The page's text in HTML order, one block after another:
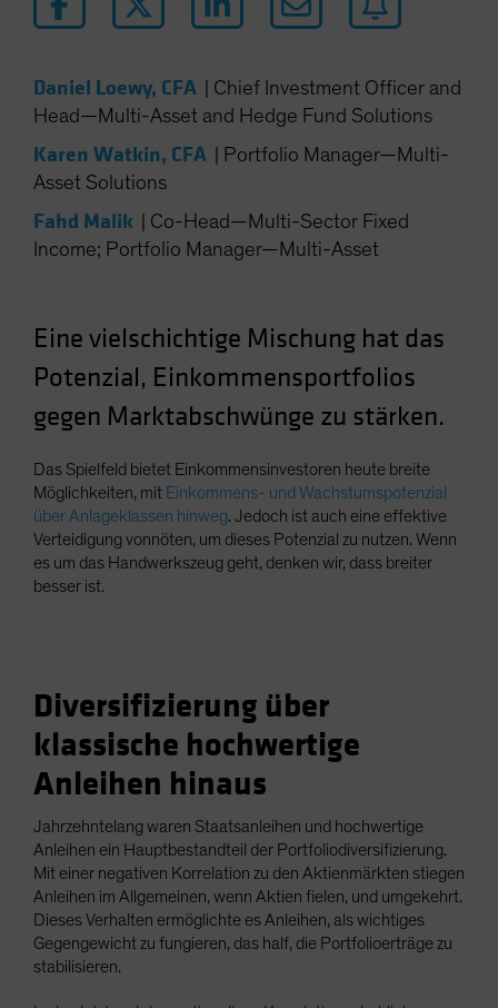
Netherlands
Norway
Other Asia-Pacific
Poland
Portugal
Singapore
South Korea - 대한민국
Taiwan - 台灣
UK
United States (US Citizens)
US (Non-US Citizens/NRC)
Daniel Loewy, CFA
Chief Investment Officer and
Head—Multi-Asset and Hedge Fund Solutions
Karen Watkin, CFA
Portfolio Manager—Multi-
Asset Solutions
Fahd Malik
Co-Head—Multi-Sector Fixed
Income; Portfolio Manager—Multi-Asset
Eine vielschichtige Mischung hat das
Potenzial, Einkommensportfolios
gegen Marktabschwünge zu stärken.
Das Spielfeld bietet Einkommensinvestoren heute breite
Möglichkeiten, mit Einkommens- und Wachstumspotenzial
über Anlageklassen hinweg. Jedoch ist auch eine effektive
Verteidigung vonnöten, um dieses Potenzial zu nutzen. Wenn
es um das Handwerkszeug geht, denken wir, dass breiter
besser ist.
Diversifizierung über
klassische hochwertige
Anleihen hinaus
Jahrzehntelang waren Staatsanleihen und hochwertige
Anleihen ein Hauptbestandteil der Portfoliodiversifizierung.
Mit einer negativen Korrelation zu den Aktienmärkten stiegen
Anleihen im Allgemeinen, wenn Aktien fielen, und umgekehrt.
Dieses Verhalten ermöglichte es Anleihen, als wichtiges
Gegengewicht zu fungieren, das half, die Portfolioerträge zu
stabilisieren.